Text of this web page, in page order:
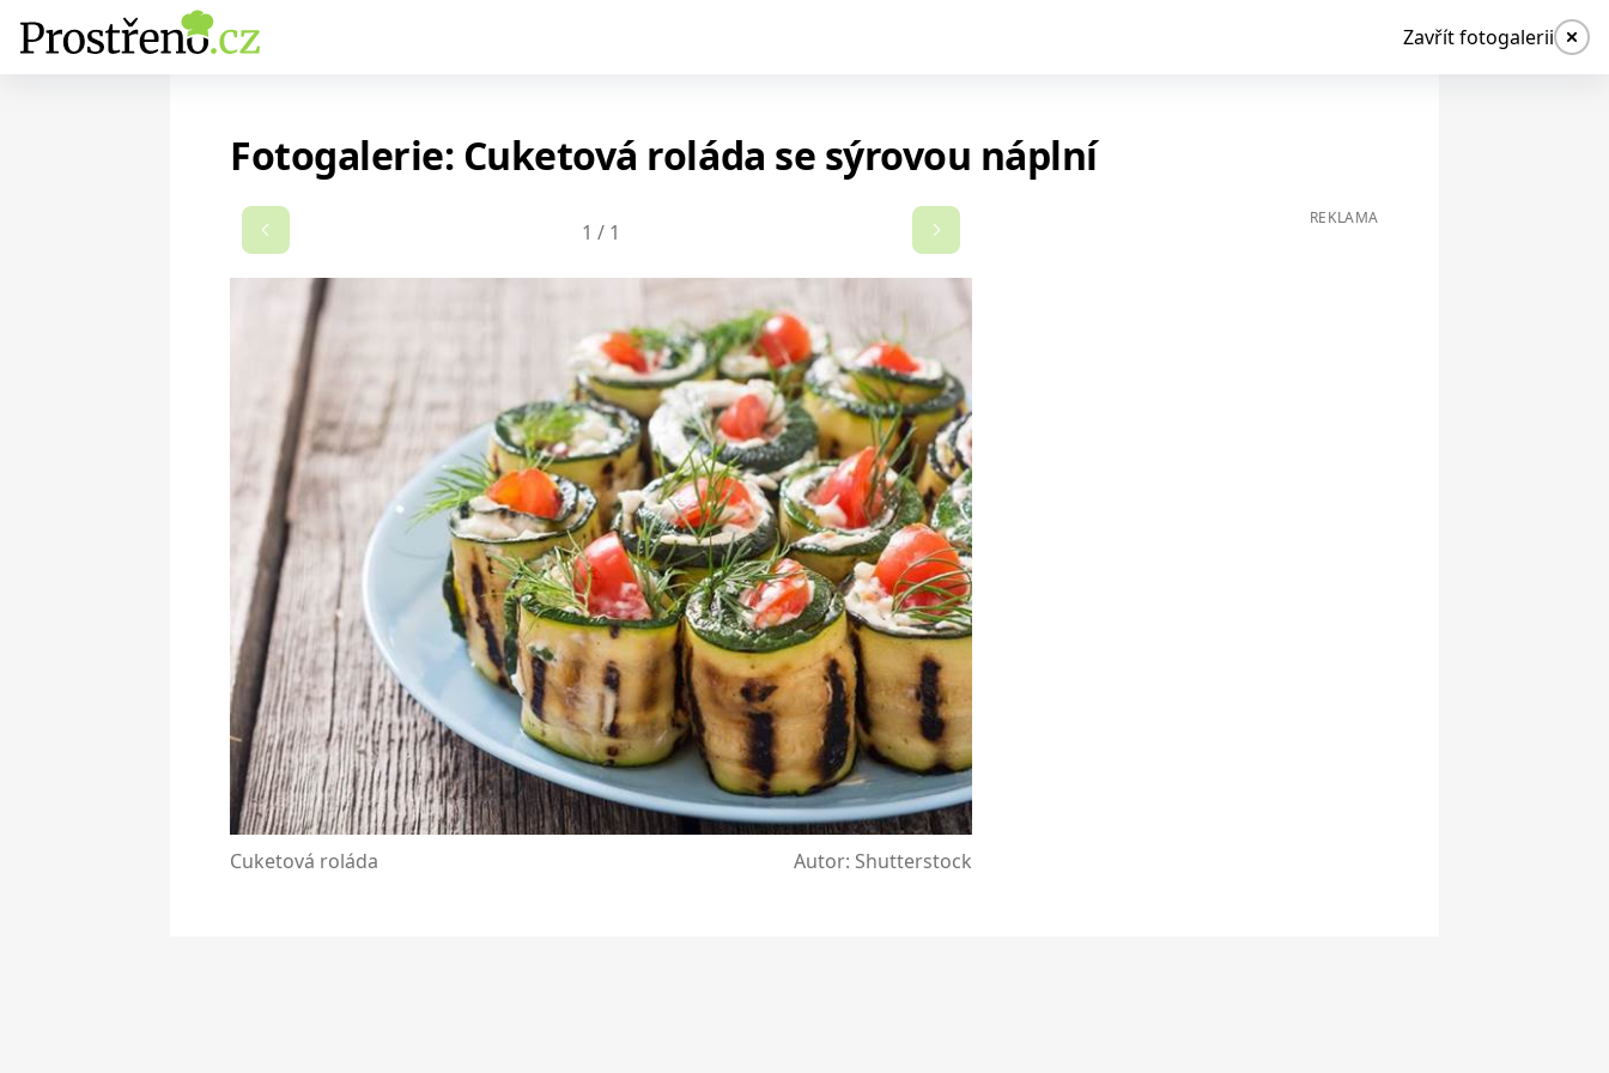
Zavřít fotogalerii
Fotogalerie: Cuketová roláda se sýrovou náplní
1 / 1
Cuketová roláda Autor: Shutterstock
REKLAMA